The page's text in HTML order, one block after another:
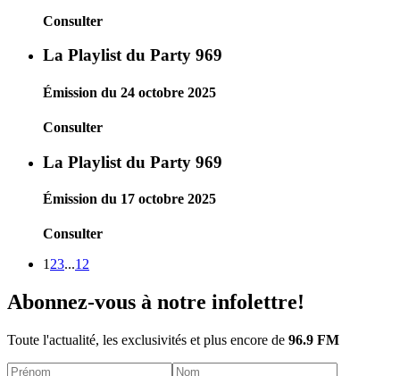
Consulter
La Playlist du Party 969
Émission du 24 octobre 2025
Consulter
La Playlist du Party 969
Émission du 17 octobre 2025
Consulter
1 23...12
Abonnez-vous à notre infolettre!
Toute l'actualité, les exclusivités et plus encore de 96.9 FM